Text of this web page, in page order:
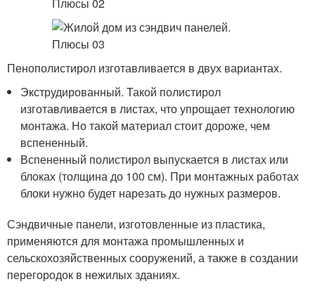
Пенополистирол изготавливается в двух вариантах.
Экструдированный. Такой полистирол
изготавливается в листах, что упрощает технологию
монтажа. Но такой материал стоит дороже, чем
вспененный.
Вспененный полистирол выпускается в листах или
блоках (толщина до 100 см). При монтажных работах
блоки нужно будет нарезать до нужных размеров.
Сэндвичные панели, изготовленные из пластика,
применяются для монтажа промышленных и
сельскохозяйственных сооружений, а также в создании
перегородок в нежилых зданиях.